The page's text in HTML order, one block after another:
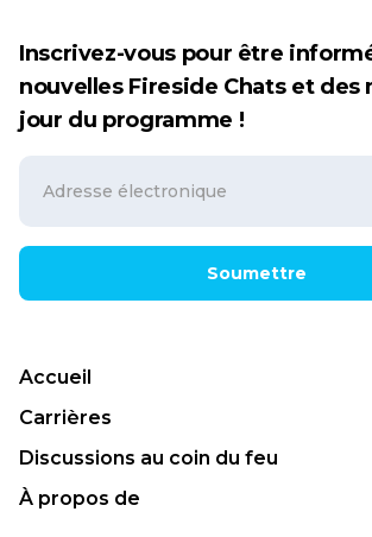
Inscrivez-vous pour être
nouvelles Fireside Chats et des
jour du programme !
Soumettre
Accueil
Carrières
Discussions au coin du feu
À propos de